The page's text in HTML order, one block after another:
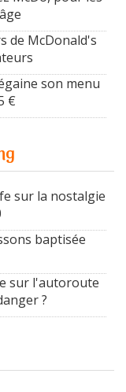
de McDonald's
son menu
€
sur la nostalgie
baptisée
sur l'autoroute
?